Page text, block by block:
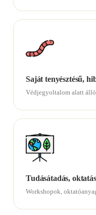
Saját tenyésztésű,
Védjegyoltalom alatt
Tudásátadás,
Workshopok,